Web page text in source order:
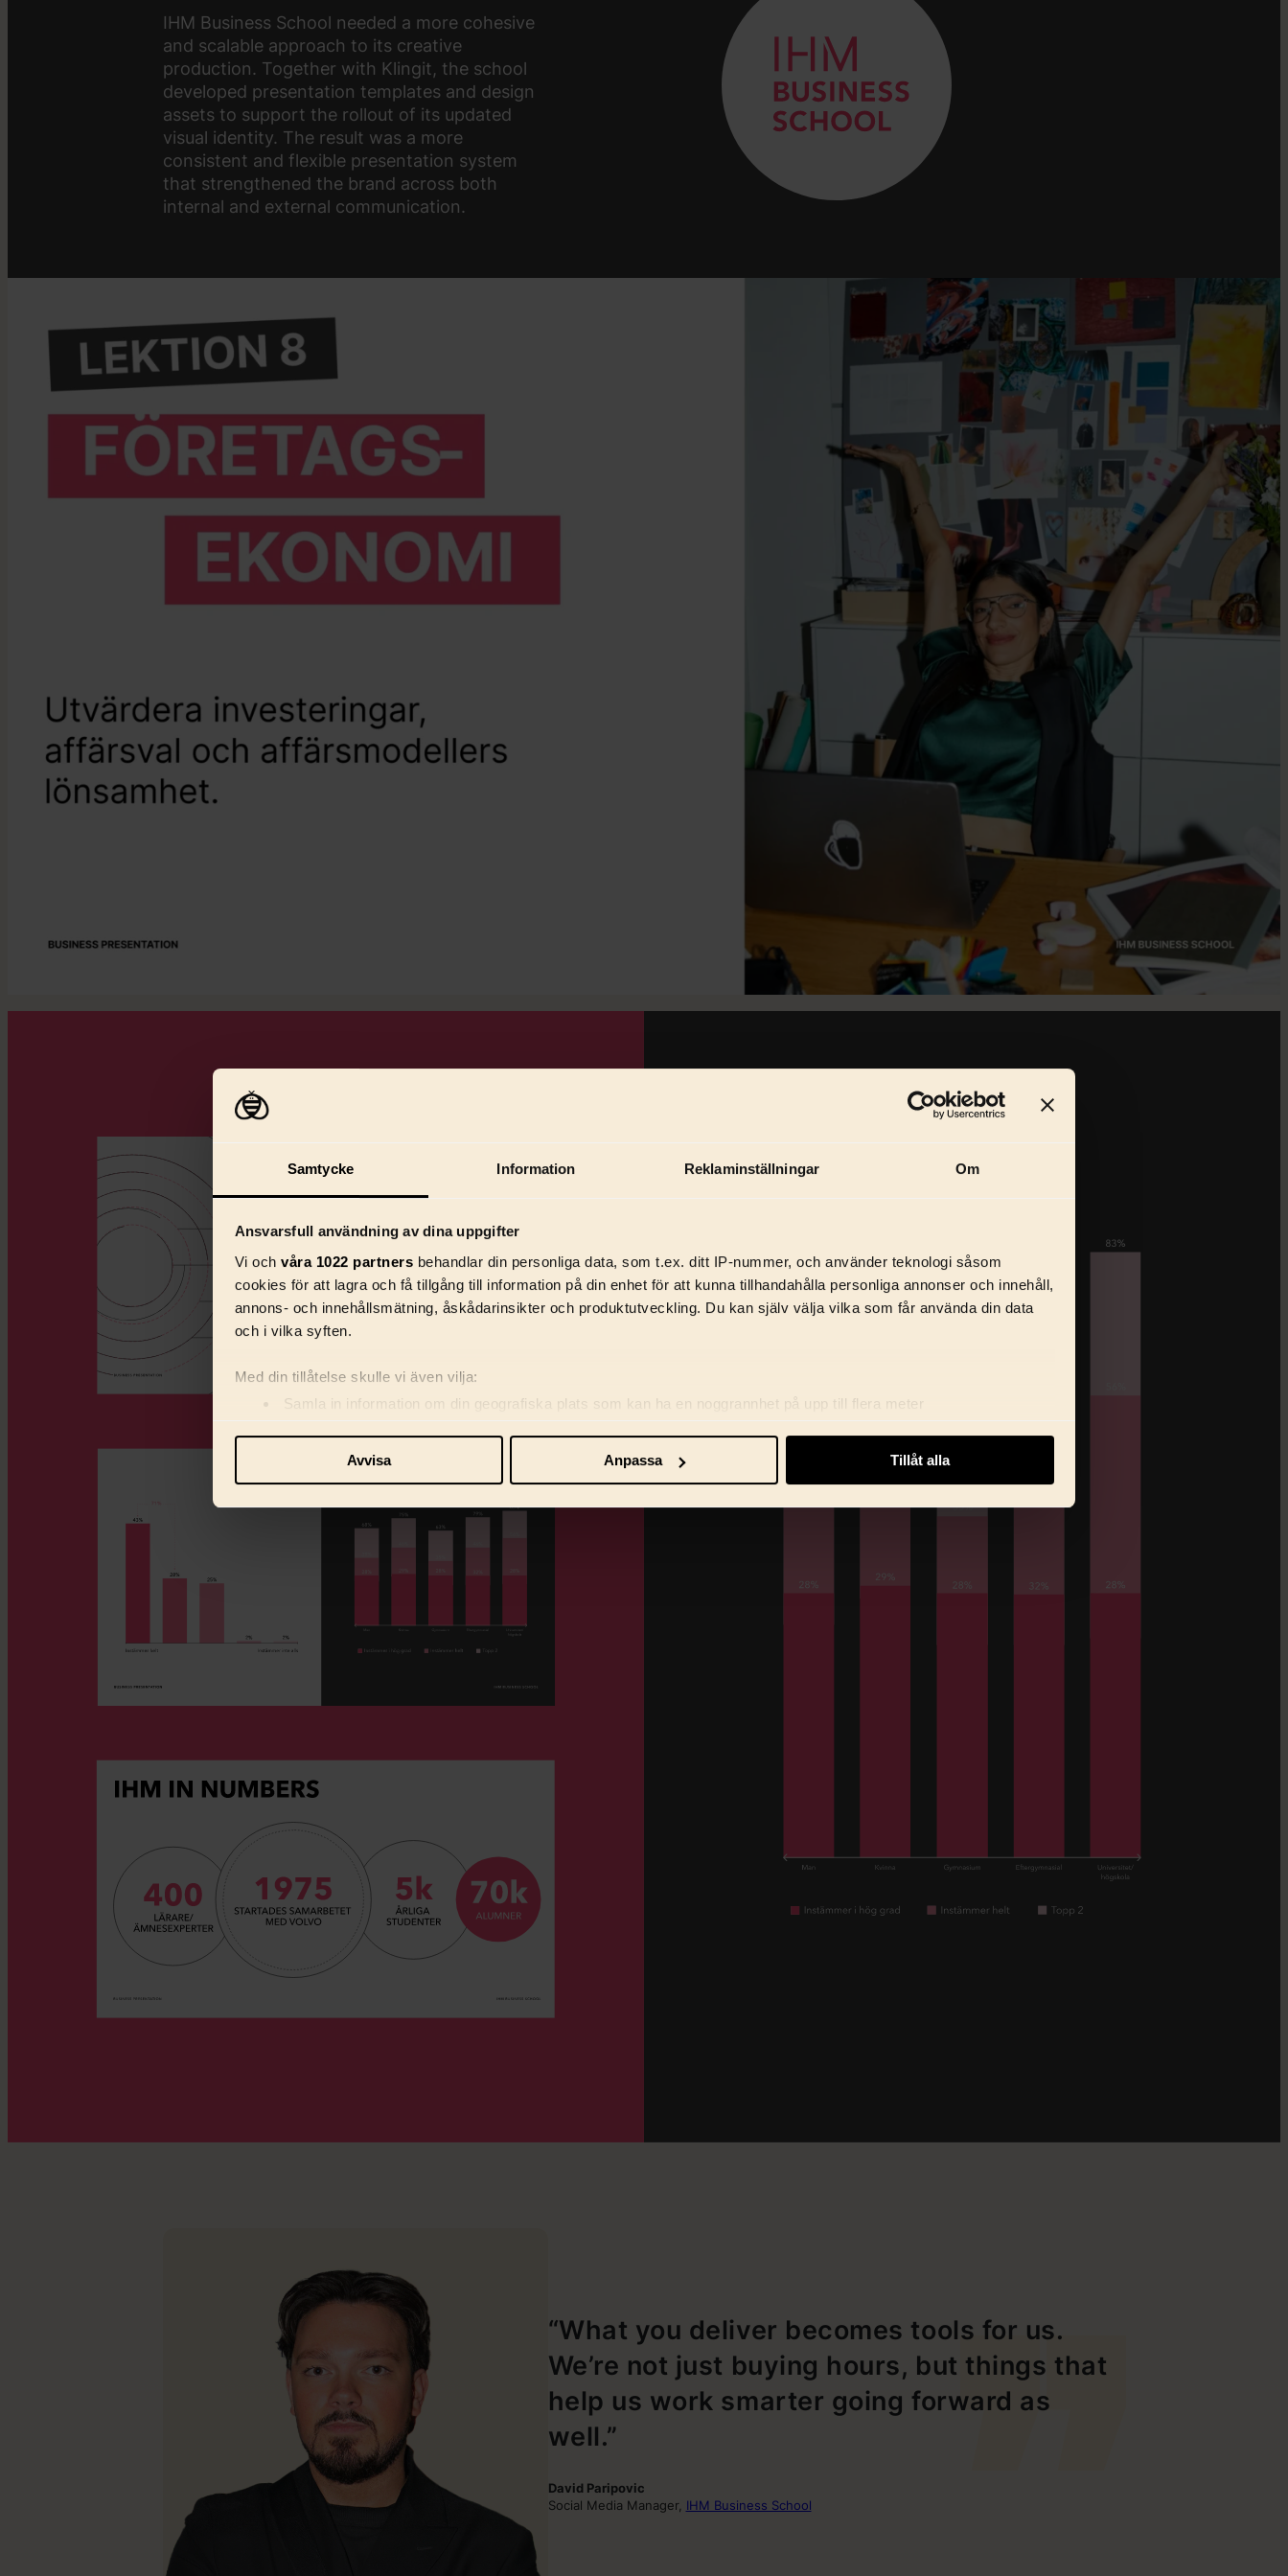
Samtycke Information Reklaminställningar Om
Ansvarsfull användning av dina uppgifter
Vi och våra 1022 partners behandlar din personliga data, som t.ex. ditt IP-nummer, och använder teknologi såsom
cookies för att lagra och få tillgång till information på din enhet för att kunna tillhandahålla personliga annonser och innehåll,
annons- och innehållsmätning, åskådarinsikter och produktutveckling. Du kan själv välja vilka som får använda din data
och i vilka syften.
Med din tillåtelse skulle vi även vilja:
Samla in information om din geografiska plats som kan ha en noggrannhet på upp till flera meter
Identifiera din enhet genom att aktivt skanna den för specifika kännetecken (fingeravtryck)
Ta reda på mer om hur dina personliga uppgifter behandlas och ställ in dina preferenser i
detaljsektionen. Du kan ändra
Vi använder enhetsidentifierare för att anpassa innehåll, annonser samt analysera vår trafik. Vi delar dessa identifierare
Avvisa Anpassa Tillåt alla
IHM Business School needed a more cohesive
and scalable approach to its creative
production. Together with Klingit, the school
developed presentation templates and design
assets to support the rollout of its updated
visual identity. The result was a more
consistent and flexible presentation system
that strengthened the brand across both
internal and external communication.
“What you deliver becomes tools for us.
We’re not just buying hours, but things that
help us work smarter going forward as
well.”
David Paripovic
Social Media Manager, IHM Business School